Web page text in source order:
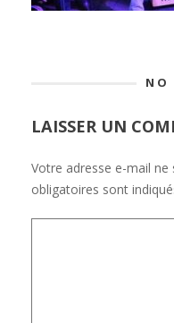
NO
LAISSER UN
Votre adresse e-mail ne
obligatoires sont